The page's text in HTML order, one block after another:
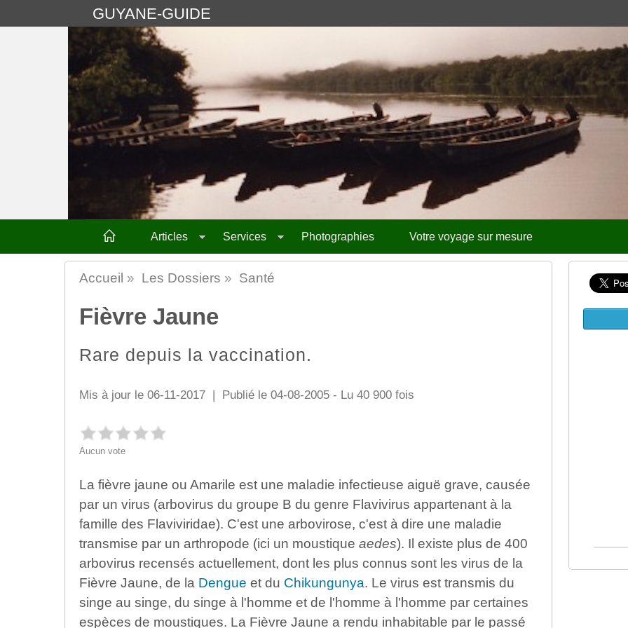
GUYANE-GUIDE
Articles Services Photographies Votre voyage sur mesure
Accueil » Les Dossiers » Santé
Fièvre Jaune
Rare depuis la vaccination.
Mis à jour le 06-11-2017 | Publié le 04-08-2005 - Lu 40 900 fois
Aucun vote
La fièvre jaune ou Amarile est une maladie infectieuse aiguë grave, causée
par un virus (arbovirus du groupe B du genre Flavivirus appartenant à la
famille des Flaviviridae). C'est une arbovirose, c'est à dire une maladie
transmise par un arthropode (ici un moustique aedes). Il existe plus de 400
arbovirus recensés actuellement, dont les plus connus sont les virus de la
Fièvre Jaune, de la Dengue et du Chikungunya. Le virus est transmis du
singe au singe, du singe à l'homme et de l'homme à l'homme par certaines
espèces de moustiques. La Fièvre Jaune a rendu inhabitable par le passé